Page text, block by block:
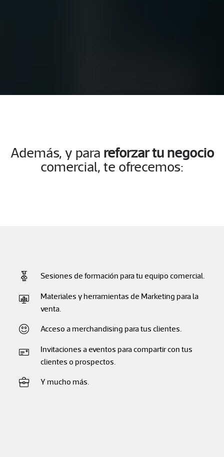
Además, y para reforzar tu negocio
comercial, te ofrecemos:
Sesiones de formación para tu equipo comercial.
Materiales y herramientas de Marketing para la
venta.
Acceso a merchandising para tus clientes.
Invitaciones a eventos para compartir con tus
clientes o prospectos.
Y mucho más.